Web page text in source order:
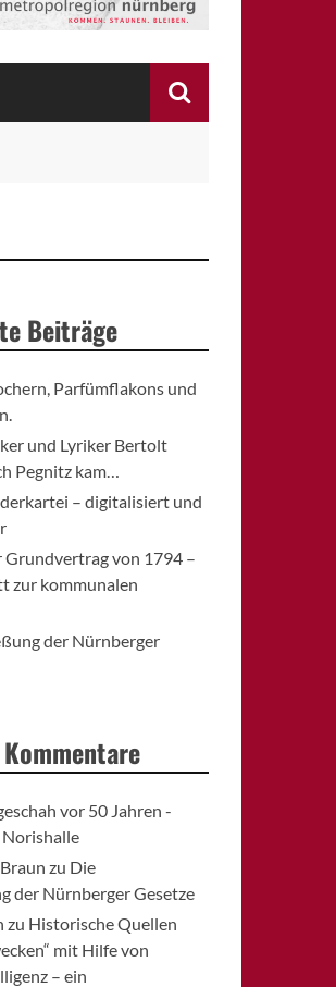
Beiträge
Parfümflakons und
und Lyriker Bertolt
Pegnitz kam…
– digitalisiert und
Grundvertrag von 1794 –
zur kommunalen
der Nürnberger
vor 50 Jahren -
zu Die
der Nürnberger Gesetze
zu Historische Quellen
mit Hilfe von
– ein